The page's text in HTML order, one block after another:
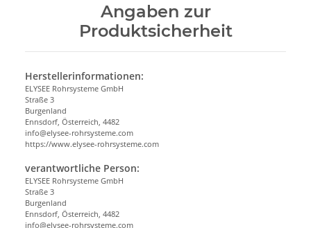
Angaben zur
Produktsicherheit
Herstellerinformationen:
ELYSEE Rohrsysteme GmbH
Straße 3
Burgenland
Ennsdorf, Österreich, 4482
info@elysee-rohrsysteme.com
https://www.elysee-rohrsysteme.com
verantwortliche Person:
ELYSEE Rohrsysteme GmbH
Straße 3
Burgenland
Ennsdorf, Österreich, 4482
info@elysee-rohrsysteme.com